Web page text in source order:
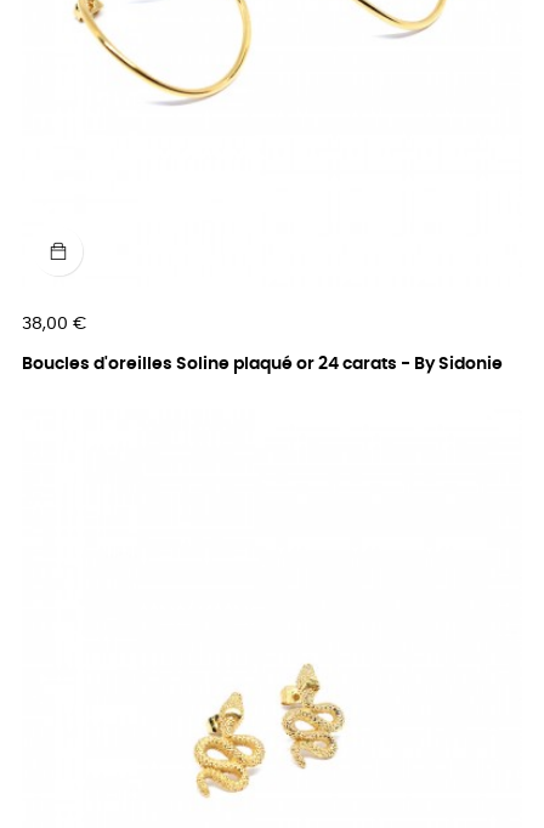
Prix
38,00 €
Boucles d'oreilles Soline plaqué or 24 carats - By Sidonie